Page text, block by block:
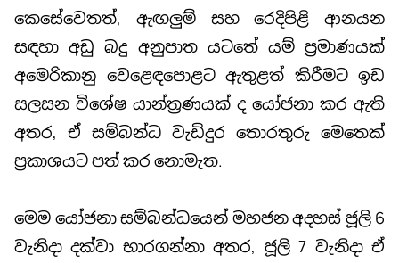
කෙසේවෙතත්, ඇඟලුම් සහ රෙදිපිළි ආනයන
සඳහා අඩු බදු අනුපාත යටතේ යම් ප්‍රමාණයක්
අමෙරිකානු වෙළෙඳපොළට ඇතුළත් කිරීමට ඉඩ
සලසන විශේෂ යාන්ත්‍රණයක් ද යෝජනා කර ඇති
අතර, ඒ සම්බන්ධ වැඩිදුර තොරතුරු මෙතෙක්
ප්‍රකාශයට පත් කර නොමැත.
මෙම යෝජනා සම්බන්ධයෙන් මහජන අදහස් ජූලි 6
වැනිදා දක්වා භාරගන්නා අතර, ජූලි 7 වැනිදා ඒ